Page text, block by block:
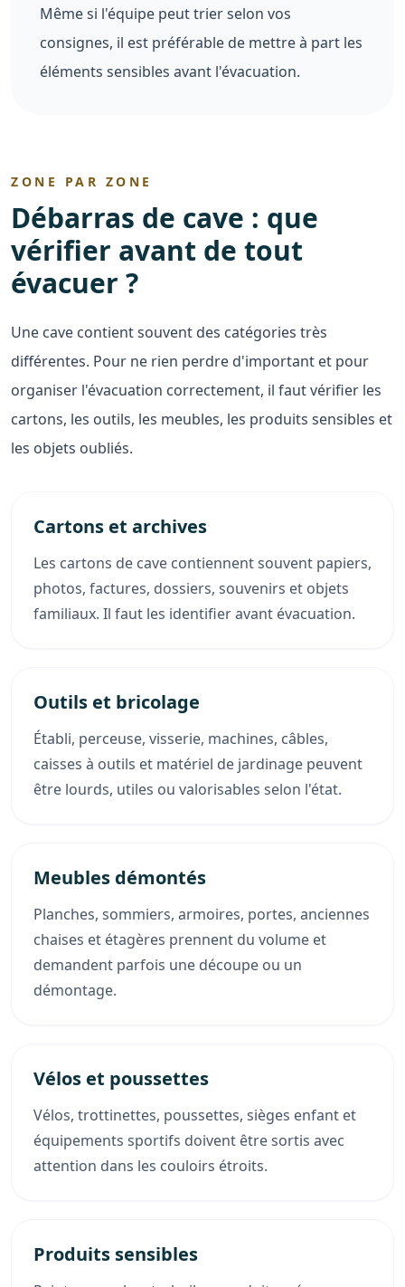
Même si l'équipe peut trier selon vos
consignes, il est préférable de mettre à part les
éléments sensibles avant l'évacuation.
ZONE PAR ZONE
Débarras de cave : que
vérifier avant de tout
évacuer ?
Une cave contient souvent des catégories très
différentes. Pour ne rien perdre d'important et pour
organiser l'évacuation correctement, il faut vérifier les
cartons, les outils, les meubles, les produits sensibles et
les objets oubliés.
Cartons et archives
Les cartons de cave contiennent souvent papiers,
photos, factures, dossiers, souvenirs et objets
familiaux. Il faut les identifier avant évacuation.
Outils et bricolage
Établi, perceuse, visserie, machines, câbles,
caisses à outils et matériel de jardinage peuvent
être lourds, utiles ou valorisables selon l'état.
Meubles démontés
Planches, sommiers, armoires, portes, anciennes
chaises et étagères prennent du volume et
demandent parfois une découpe ou un
démontage.
Vélos et poussettes
Vélos, trottinettes, poussettes, sièges enfant et
équipements sportifs doivent être sortis avec
attention dans les couloirs étroits.
Produits sensibles